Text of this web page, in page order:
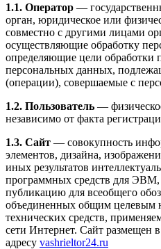
1.1. Оператор —
орган, юридическое или
совместно с другими лицами
осуществляющие обработку
определяющие цели обработки
персональных данных,
(операции), совершаемые с
1.2. Пользователь —
независимо от факта
1.3. Сайт — совокупность
элементов, дизайна,
иных результатов
программных средств для
публикацию для всеобщего
объединенных общим целевым
технических средств,
сети Интернет. Сайт размещен
адресу vashrieltor24.ru